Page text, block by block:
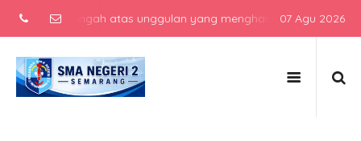
menengah atas unggulan yang menghasilkan lulusan
07 Agu 2026